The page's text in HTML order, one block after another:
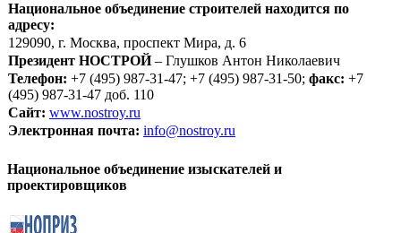
Национальное объединение строителей находится по
адресу:
129090, г. Москва, проспект Мира, д. 6
Президент НОСТРОЙ– Глушков Антон Николаевич
Телефон: +7 (495) 987-31-47; +7 (495) 987-31-50; факс: +7
(495) 987-31-47 доб. 110
Сайт: www.nostroy.ru
Электронная почта: info@nostroy.ru
Национальное объединение изыскателей и
проектировщиков